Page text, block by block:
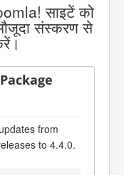
साइटें को
संस्करण से
from
to 4.4.0.